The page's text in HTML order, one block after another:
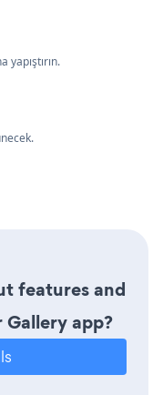
yapıştırın.
features and
app?